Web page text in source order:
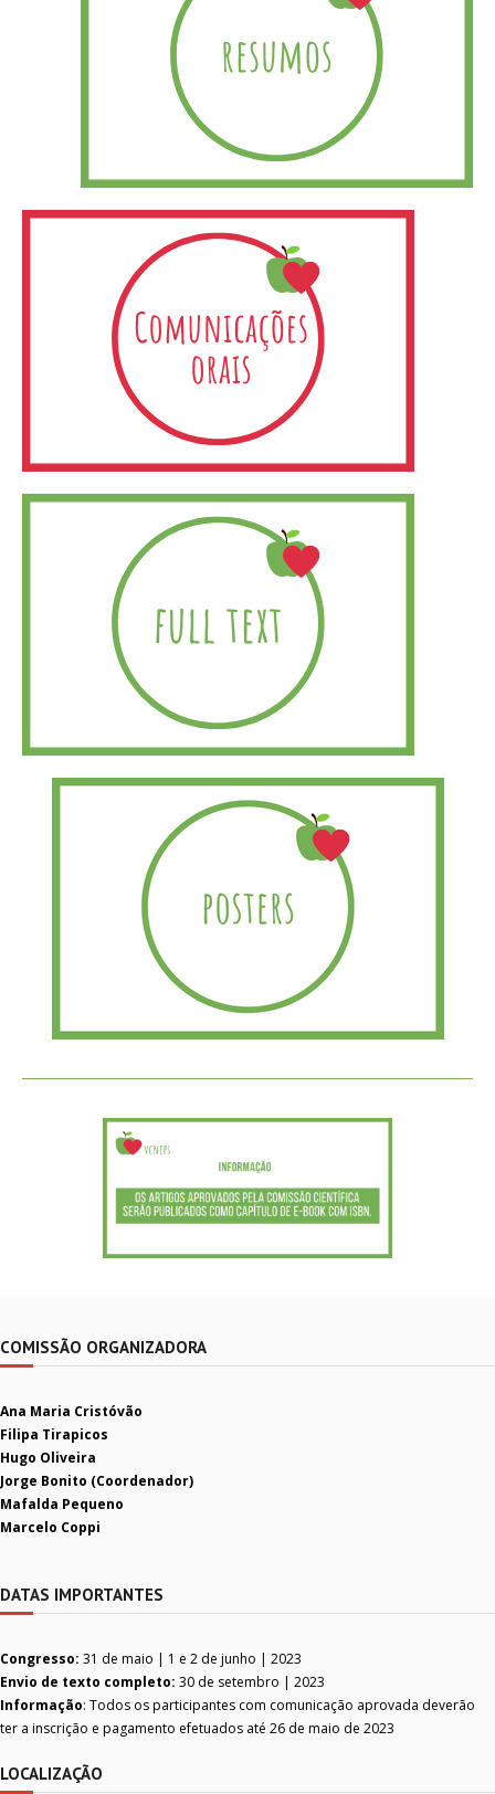
COMISSÃO ORGANIZADORA
Ana Maria Cristóvão
Filipa Tirapicos
Hugo Oliveira
Jorge Bonito (Coordenador)
Mafalda Pequeno
Marcelo Coppi
DATAS IMPORTANTES
Congresso: 31 de maio | 1 e 2 de junho | 2023
Envio de texto completo: 30 de setembro | 2023
Informação: Todos os participantes com comunicação aprovada deverão
ter a inscrição e pagamento efetuados até 26 de maio de 2023
LOCALIZAÇÃO